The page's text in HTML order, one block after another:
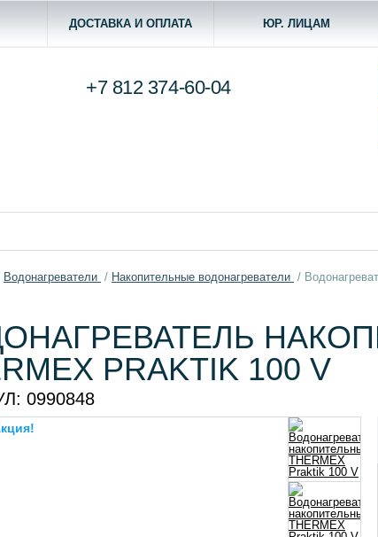
ДОСТАВКА И ОПЛАТА ЮР. ЛИЦАМ
+7 812 374-60-04
Водонагреватели / Накопительные водонагреватели /
PRAKTIK 100 V
0990848